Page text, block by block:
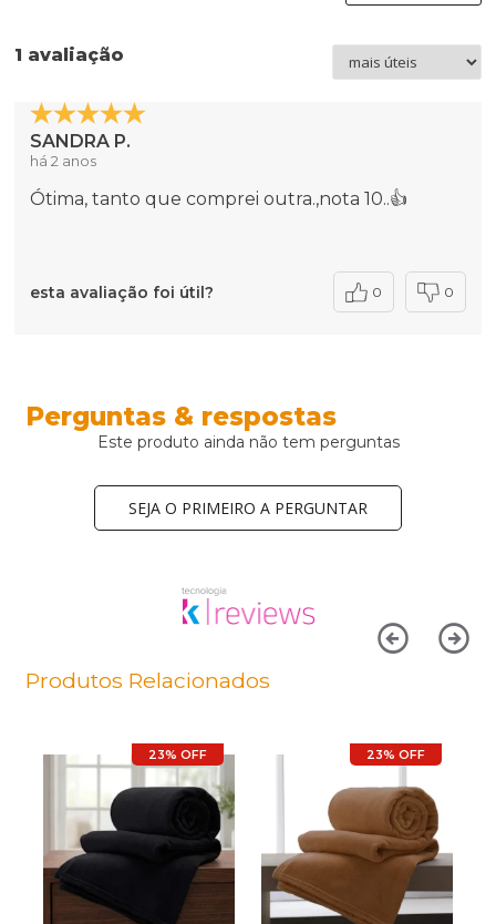
1 avaliação
SANDRA P.
há 2 anos
Ótima, tanto que comprei outra.,nota 10..👍
esta avaliação foi útil? 0 0
Perguntas & respostas
Este produto ainda não tem perguntas
SEJA O PRIMEIRO A PERGUNTAR
Produtos Relacionados
23% OFF 23% OFF